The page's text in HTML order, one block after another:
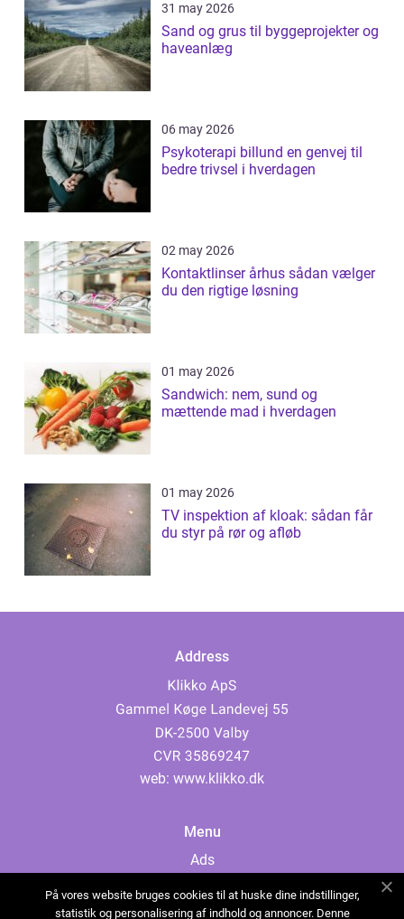
31 may 2026
Sand og grus til byggeprojekter og
haveanlæg
06 may 2026
Psykoterapi billund en genvej til
bedre trivsel i hverdagen
02 may 2026
Kontaktlinser århus sådan vælger
du den rigtige løsning
01 may 2026
Sandwich: nem, sund og
mættende mad i hverdagen
01 may 2026
TV inspektion af kloak: sådan får
du styr på rør og afløb
Address
web: www.klikko.dk
Menu
Ads
Cookies
På vores website bruges cookies til at huske dine indstillinger,
statistik og personalisering af indhold og annoncer. Denne